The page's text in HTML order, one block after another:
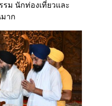
ม นักท่องเที่ยวและ
าก